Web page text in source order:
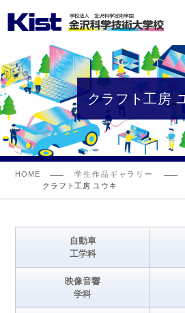
クラフト工房
HOME 学生作品ギャラリー
クラフト工房 ユウキ
自動車
工学科
映像音響
学科